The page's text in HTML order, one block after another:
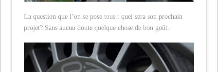
La question que l’on se pose tous : quel sera son prochain
projet? Sans aucun doute quelque chose de bon goût.